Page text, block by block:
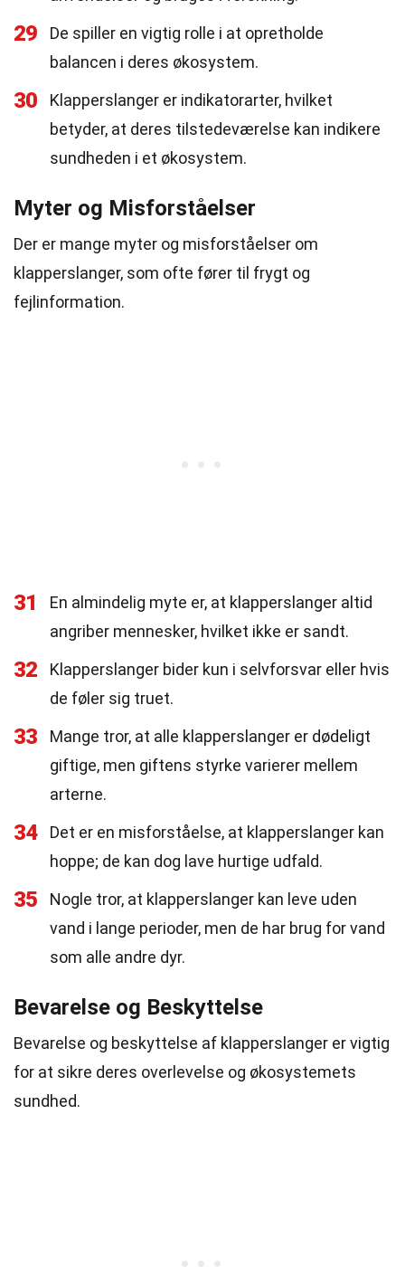
29
De spiller en vigtig rolle i at opretholde
balancen i deres økosystem.
30
Klapperslanger er indikatorarter, hvilket
betyder, at deres tilstedeværelse kan indikere
sundheden i et økosystem.
Myter og Misforståelser
Der er mange myter og misforståelser om
klapperslanger, som ofte fører til frygt og
fejlinformation.
31
En almindelig myte er, at klapperslanger altid
angriber mennesker, hvilket ikke er sandt.
32
Klapperslanger bider kun i selvforsvar eller hvis
de føler sig truet.
33
Mange tror, at alle klapperslanger er dødeligt
giftige, men giftens styrke varierer mellem
arterne.
34
Det er en misforståelse, at klapperslanger kan
hoppe; de kan dog lave hurtige udfald.
35
Nogle tror, at klapperslanger kan leve uden
vand i lange perioder, men de har brug for vand
som alle andre dyr.
Bevarelse og Beskyttelse
Bevarelse og beskyttelse af klapperslanger er vigtig
for at sikre deres overlevelse og økosystemets
sundhed.